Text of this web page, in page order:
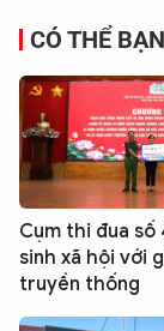
CÓ THỂ
Cụm thi đua số
sinh xã hội với
truyền thống